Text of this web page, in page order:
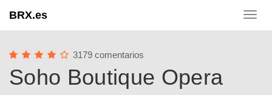
BRX.es
3179 comentarios
Soho Boutique Opera